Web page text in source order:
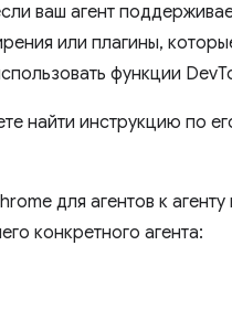
ваш агент
или плагины,
функции
найти инструкцию по
для агентов к
конкретного агента: